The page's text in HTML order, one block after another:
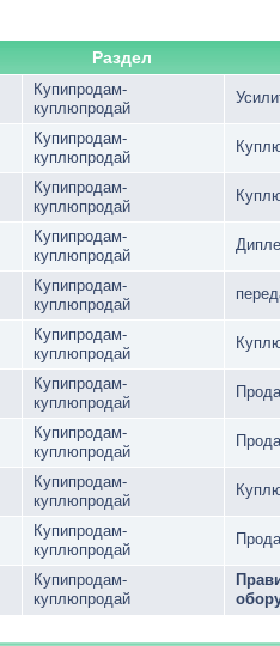
Раздел
Купипродам-
куплюпродай
Купипродам-
куплюпродай
Купипродам-
куплюпродай
Купипродам-
куплюпродай
Купипродам-
куплюпродай
Купипродам-
куплюпродай
Купипродам-
куплюпродай
Купипродам-
куплюпродай
Купипродам-
куплюпродай
Купипродам-
куплюпродай
Купипродам-
куплюпродай